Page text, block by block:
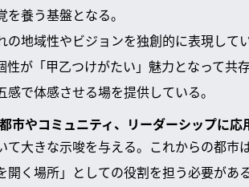
養う基盤となる。
地域性やビジョンを独創的に表現して
が「甲乙つけがたい」魅力となって共
で体感させる場を提供している。
市やコミュニティ、リーダーシップに応
大きな示唆を与える。これからの都市
く場所」としての役割を担う必要があ